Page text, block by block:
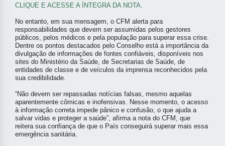
CLIQUE E ACESSE A ÍNTEGRA DA NOTA.
No entanto, em sua mensagem, o CFM alerta para
responsabilidades que devem ser assumidas pelos gestores
públicos, pelos médicos e pela população para superar essa crise.
Dentre os pontos destacados pelo Conselho está a importância da
divulgação de informações de fontes confiáveis, disponíveis nos
sites do Ministério da Saúde, de Secretarias de Saúde, de
entidades de classe e de veículos da imprensa reconhecidos pela
sua credibilidade.
“Não devem ser repassadas notícias falsas, mesmo aquelas
aparentemente cômicas e inofensivas. Nesse momento, o acesso
à informação correta impede pânico e confusão, o que ajuda a
salvar vidas e proteger a saúde”, afirma a nota do CFM, que
reitera sua confiança de que o País conseguirá superar mais essa
emergência sanitária.